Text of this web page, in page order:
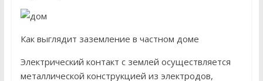
Как выглядит заземление в частном доме
Электрический контакт с землей осуществляется
металлической конструкцией из электродов,